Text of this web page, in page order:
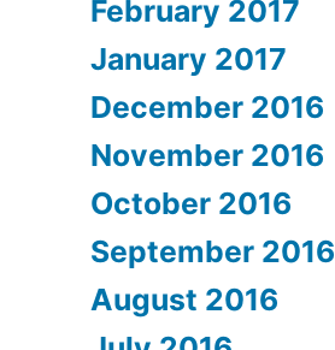
February 2017
January 2017
December 2016
November 2016
October 2016
September 2016
August 2016